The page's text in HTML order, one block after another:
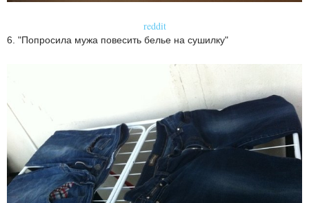
reddit
6. "Попросила мужа повесить белье на сушилку"